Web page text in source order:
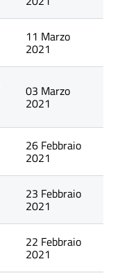
11 Marzo
2021
03 Marzo
2021
26 Febbraio
2021
23 Febbraio
2021
22 Febbraio
2021